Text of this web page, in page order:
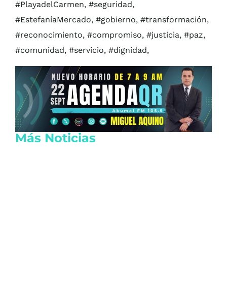
#PlayadelCarmen, #seguridad,
#EstefaníaMercado, #gobierno, #transformación,
#reconocimiento, #compromiso, #justicia, #paz,
#comunidad, #servicio, #dignidad,
Más Noticias